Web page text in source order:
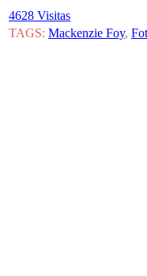
4628 Visitas
TAGS: Mackenzie Foy,